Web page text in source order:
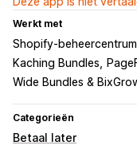
Werkt met
Shopify-beheercentrum
Kaching Bundles
Wide Bundles &
Categorieën
Betaal later